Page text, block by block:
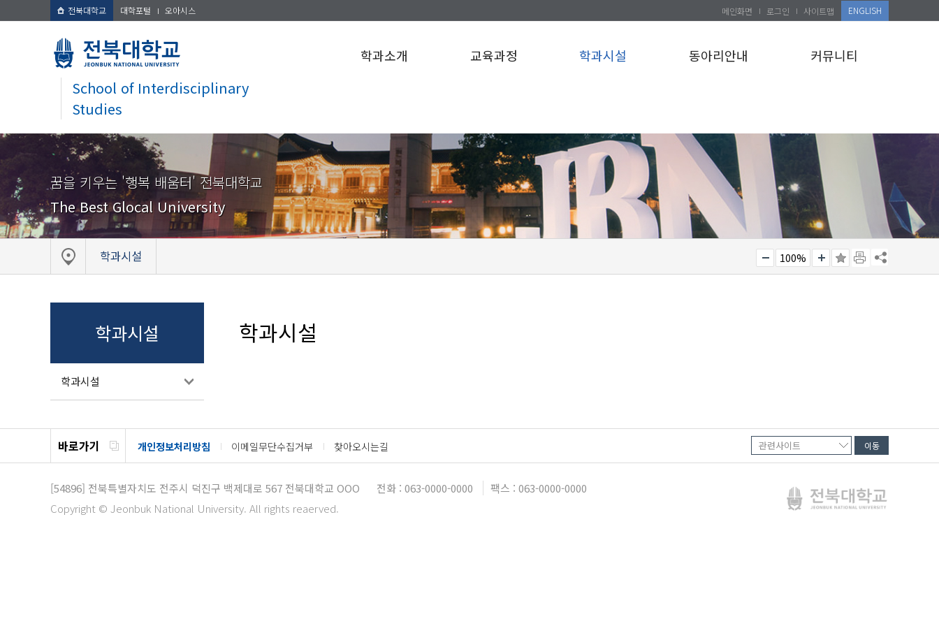
전북대학교 대학포털 오아시스
School of Interdisciplinary
Studies
메인화면 로그인 사이트맵 ENGLISH
학과소개 교육과정 학과시설 동아리안내 커뮤니티
꿈을 키우는 '행복 배움터' 전북대학교
The Best Glocal University
학과시설 100%
학과시설
학과시설
학과시설
바로가기 개인정보처리방침 이메일무단수집거부 찾아오시는길
[54896] 전북특별자치도 전주시 덕진구 백제대로 567 전북대학교 OOO 전화 : 063-0000-0000
팩스 : 063-0000-0000
Copyright © Jeonbuk National University. All rights reaerved.